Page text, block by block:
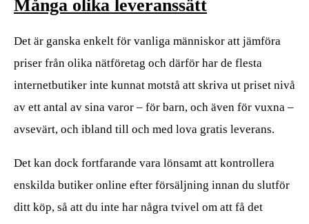
Många olika leveranssätt
Det är ganska enkelt för vanliga människor att jämföra
priser från olika nätföretag och därför har de flesta
internetbutiker inte kunnat motstå att skriva ut priset nivå
av ett antal av sina varor – för barn, och även för vuxna –
avsevärt, och ibland till och med lova gratis leverans.
Det kan dock fortfarande vara lönsamt att kontrollera
enskilda butiker online efter försäljning innan du slutför
ditt köp, så att du inte har några tvivel om att få det